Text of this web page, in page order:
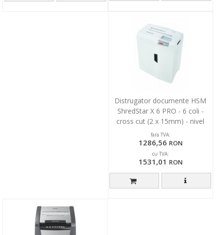
Distrugator documente HSM
ShredStar X 6 PRO - 6 coli -
cross cut (2 x 15mm) - nivel
securitate 5
fara TVA:
1286,56 RON
cu TVA:
1531,01 RON